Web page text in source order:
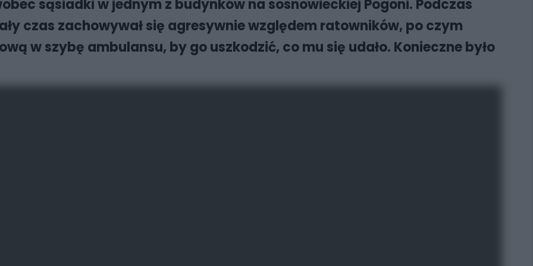
sąsiadki w jednym z budynków na sosnowieckiej Pogoni. Podczas
czas zachowywał się agresywnie względem ratowników, po czym
w szybę ambulansu, by go uszkodzić, co mu się udało. Konieczne było